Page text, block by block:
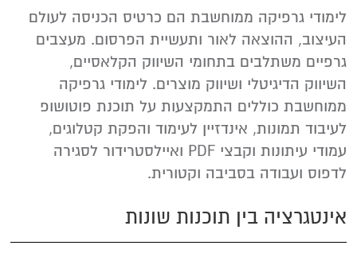
לימודי גרפיקה ממוחשבת הם כרטיס הכניסה לעולם
העיצוב, ההוצאה לאור ותעשיית הפרסום. מעצבים
גרפיים משתלבים בתחומי השיווק הקלאסיים,
השיווק הדיגיטלי ושיווק מוצרים. לימודי גרפיקה
ממוחשבת כוללים התמקצעות על תוכנת פוטושופ
לעיבוד תמונות, אינדזיין לעימוד והפקת קטלוגים,
עמודי עיתונות וקבצי PDF ואיילסטרידור לסגירה
לדפוס ועבודה בסביבה וקטורית.
אינטגרציה בין תוכנות שונות